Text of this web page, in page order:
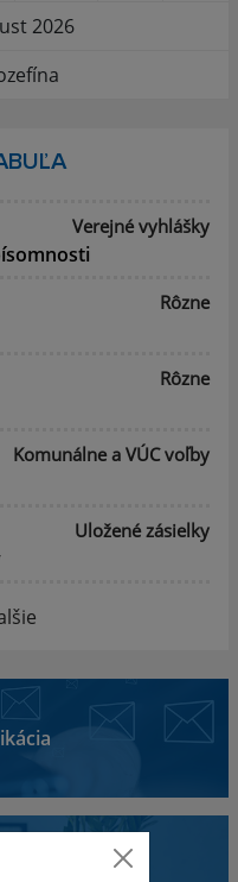
2026
Verejné vyhlášky
Rôzne
Rôzne
Komunálne a VÚC voľby
Uložené zásielky